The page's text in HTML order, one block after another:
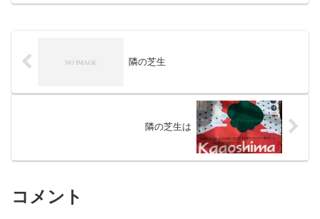
二人入ってきた。昼のラン...
隣の芝生
隣の芝生は
コメント